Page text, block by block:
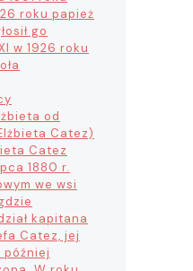
roku papież
go
w 1926 roku
od
Catez)
Catez
1880 r.
we wsi
kapitana
Catez, jej